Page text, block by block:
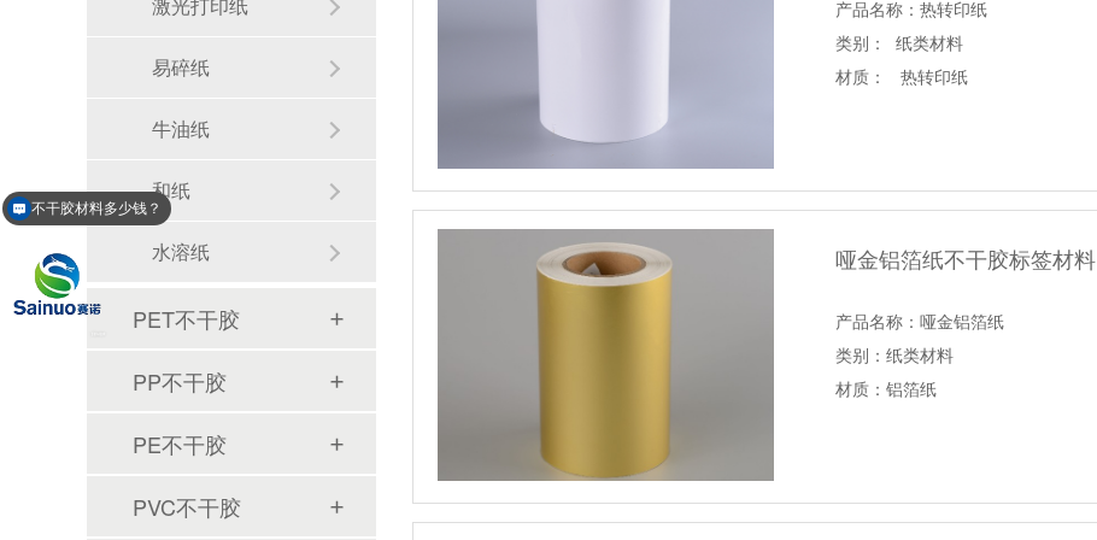
产品名称：热转印纸
类别： 纸类材料
材质： 热转印纸
哑金铝箔纸不干胶标签材料
产品名称：哑金铝箔纸
类别：纸类材料
材质：铝箔纸
易碎纸
牛油纸
和纸
水溶纸
PET不干胶
PP不干胶
PE不干胶
PVC不干胶
不干胶材料多少钱？